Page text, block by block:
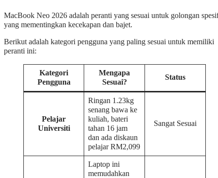
MacBook Neo 2026 adalah peranti yang sesuai untuk golongan
yang mementingkan kecekapan dan bajet.
Berikut adalah kategori pengguna yang paling sesuai untuk memiliki
peranti ini:
Kategori
Pengguna
Mengapa
Sesuai?
Status
Pelajar
Universiti
Ringan 1.23kg
senang bawa ke
kuliah, bateri
tahan 16 jam
dan ada diskaun
pelajar RM2,099
Sangat Sesuai
Laptop ini
memudahkan